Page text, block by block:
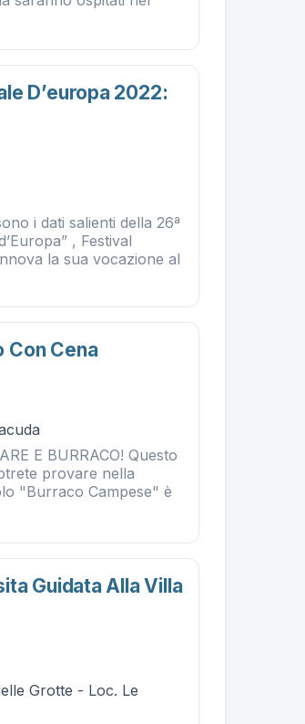
D’europa 2022:
i dati salienti della 26ª
, Festival
la sua vocazione al
Con Cena
E BURRACO! Questo
provare nella
"Burraco Campese" è
Guidata Alla Villa
Grotte - Loc. Le